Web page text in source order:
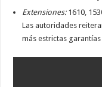
Extensiones:1610,
Las autoridades
más estrictas